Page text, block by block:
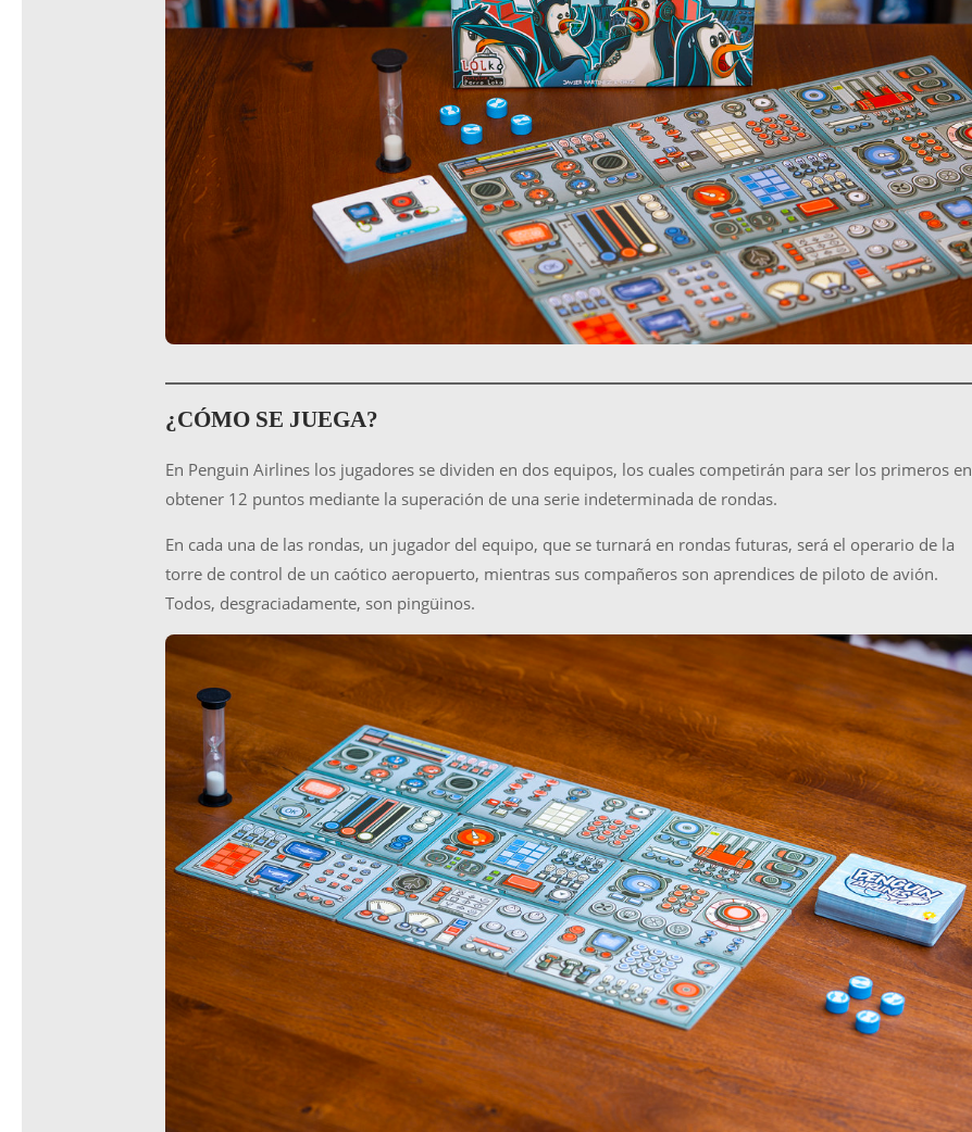
¿CÓMO SE JUEGA?
En Penguin Airlines los jugadores se dividen en dos equipos, los cuales competirán para ser los primeros en
obtener 12 puntos mediante la superación de una serie indeterminada de rondas.
En cada una de las rondas, un jugador del equipo, que se turnará en rondas futuras, será el operario de la
torre de control de un caótico aeropuerto, mientras sus compañeros son aprendices de piloto de avión.
Todos, desgraciadamente, son pingüinos.